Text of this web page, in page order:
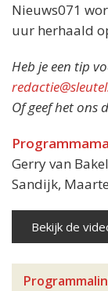
Nieuws071
uur herhaald
Heb je een tip
Of geef het ons
Gerry van
Sandijk,
Bekijk de